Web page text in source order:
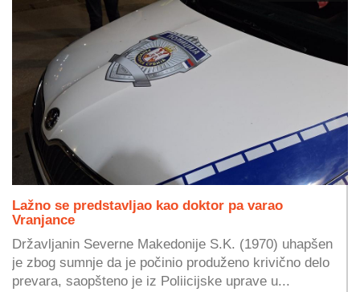
Lažno se predstavljao kao doktor pa varao
Vranjance
Državljanin Severne Makedonije S.K. (1970) uhapšen
je zbog sumnje da je počinio produženo krivično delo
prevara, saopšteno je iz Poliicijske uprave u...